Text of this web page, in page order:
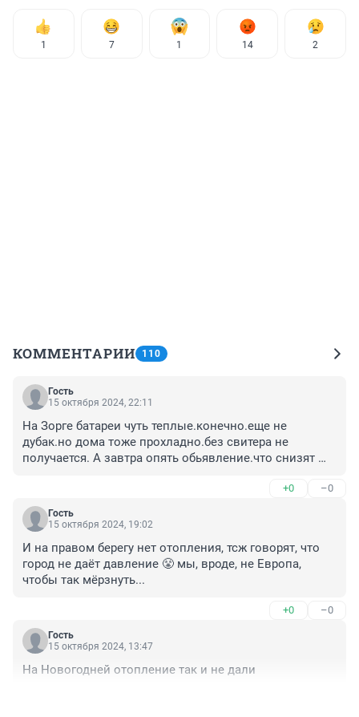
1 7 1 14 2
КОММЕНТАРИИ 110
Гость
15 октября 2024, 22:11
На Зорге батареи чуть теплые.конечно.еще не
дубак.но дома тоже прохладно.без свитера не
получается. А завтра опять обьявление.что снизят
отключают то горячую воду.то отопление. Так всю
зиму будем мерзнуть?
+0 –0
Гость
15 октября 2024, 19:02
И на правом берегу нет отопления, тсж говорят, что
город не даёт давление 😤 мы, вроде, не Европа,
чтобы так мёрзнуть...
+0 –0
Гость
15 октября 2024, 13:47
На Новогодней отопление так и не дали